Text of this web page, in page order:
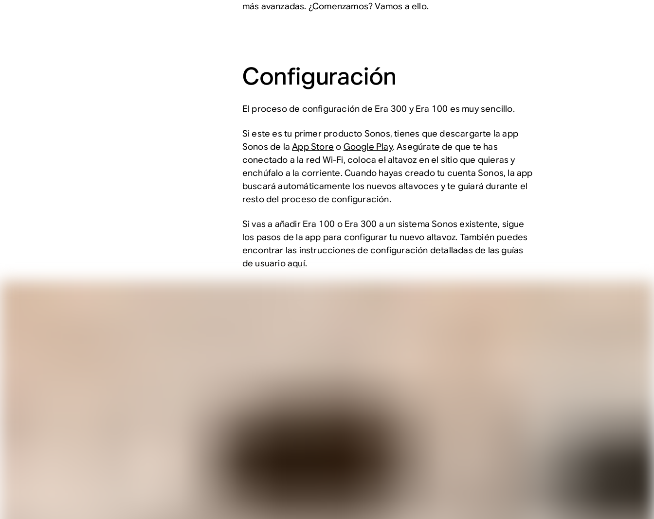
más avanzadas. ¿Comenzamos? Vamos a ello.
Configuración
El proceso de configuración de Era 300 y Era 100 es muy sencillo.
Si este es tu primer producto Sonos, tienes que descargarte la app
Sonos de laApp Store o Google Play. Asegúrate de que te has
conectado a la red Wi-Fi, coloca el altavoz en el sitio que quieras y
enchúfalo a la corriente. Cuando hayas creado tu cuenta Sonos, la app
buscará automáticamente los nuevos altavoces y te guiará durante el
resto del proceso de configuración.
Si vas a añadir Era 100 o Era 300 a un sistema Sonos existente, sigue
los pasos de la app para configurar tu nuevo altavoz. También puedes
encontrar las instrucciones de configuración detalladas de las guías
de usuarioaquí.